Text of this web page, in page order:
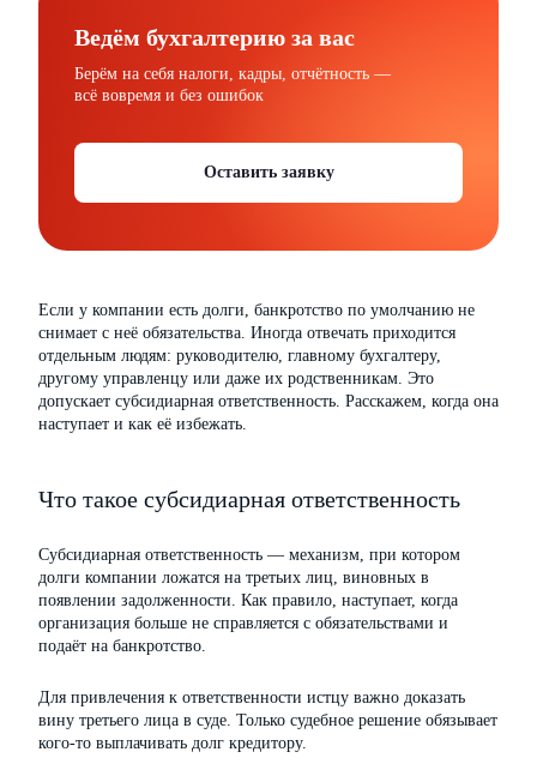
Ведём бухгалтерию за вас
Берём на себя налоги, кадры, отчётность —
всё вовремя и без ошибок
Оставить заявку
Если у компании есть долги, банкротство по умолчанию не
снимает с неё обязательства. Иногда отвечать приходится
отдельным людям: руководителю, главному бухгалтеру,
другому управленцу или даже их родственникам. Это
допускает субсидиарная ответственность. Расскажем, когда она
наступает и как её избежать.
Что такое субсидиарная ответственность
Субсидиарная ответственность — механизм, при котором
долги компании ложатся на третьих лиц, виновных в
появлении задолженности. Как правило, наступает, когда
организация больше не справляется с обязательствами и
подаёт на банкротство.
Для привлечения к ответственности истцу важно доказать
вину третьего лица в суде. Только судебное решение обязывает
кого-то выплачивать долг кредитору.